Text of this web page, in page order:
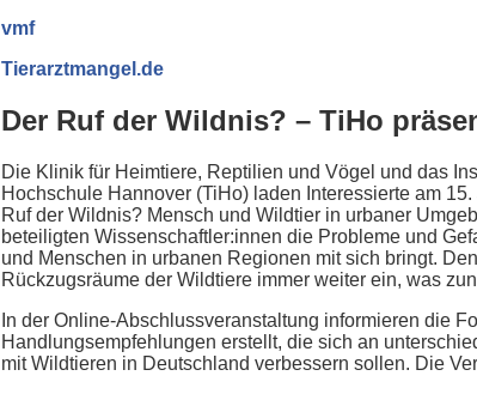
vmf
Tierarztmangel.de
Der Ruf der Wildnis? – TiHo
Die Klinik für Heimtiere, Reptilien und Vögel und das
Hochschule Hannover (TiHo) laden Interessierte am
Ruf der Wildnis? Mensch und Wildtier in urbaner
beteiligten Wissenschaftler:innen die Probleme und
und Menschen in urbanen Regionen mit sich bringt.
Rückzugsräume der Wildtiere immer weiter ein, was
In der Online-Abschlussveranstaltung informieren die
Handlungsempfehlungen erstellt, die sich an
mit Wildtieren in Deutschland verbessern sollen. Die